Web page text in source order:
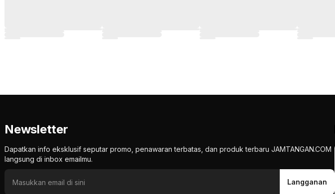
Newsletter
Dapatkan info eksklusif seputar promo, penawaran terbatas, dan produk terbaru JAMTANGAN.COM
langsung di inbox emailmu.
Langganan